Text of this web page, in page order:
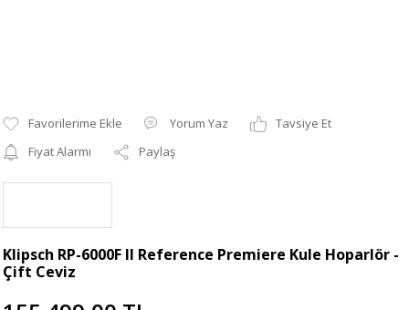
Yorum Yaz
Tavsiye Et
Fiyat Alarmı
Paylaş
Klipsch RP-6000F II Reference Premiere Kule Hoparlör -
Çift Ceviz